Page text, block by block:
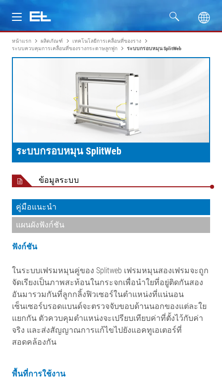
ผลิตภัณฑ์
หน้าแรก ผลิตภัณฑ์
เทคโนโลยีการเคลื่อนที่ของราง
ระบบควบคุมการเคลื่อนที่ของรางกระดาษลูกฟูก
ระบบกรอบหมุน SplitWeb
ระบบกรอบหมุน SplitWeb
ข้อมูลระบบ
คู่มือแนะนำ
แผนผังฟังก์ชัน
ฟังก์ชัน
ในระบบเฟรมหมุนคู่ของ Splitweb เฟรมหมุนสองเฟรมจะถูก
จัดเรียงเป็นภาพสะท้อนในกระจกเพื่อนำใยที่อยู่ติดกันสอง
อันมารวมกันที่ลูกกลิ้งฟิวเซอร์ในตำแหน่งที่แน่นอน
เซ็นเซอร์บรอดแบนด์จะตรวจจับขอบด้านนอกของแต่ละใย
แยกกัน ตัวควบคุมตำแหน่งจะเปรียบเทียบค่าที่ตั้งไว้กับค่า
จริง และส่งสัญญาณการแก้ไขไปยังแอคทูเอเตอร์ที่
สอดคล้องกัน
พื้นที่การใช้งาน